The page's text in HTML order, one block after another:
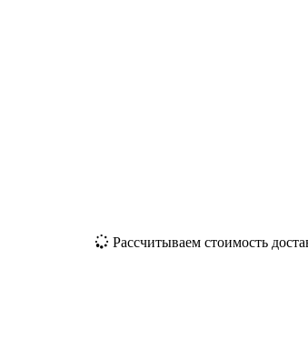
Рассчитываем стоимость